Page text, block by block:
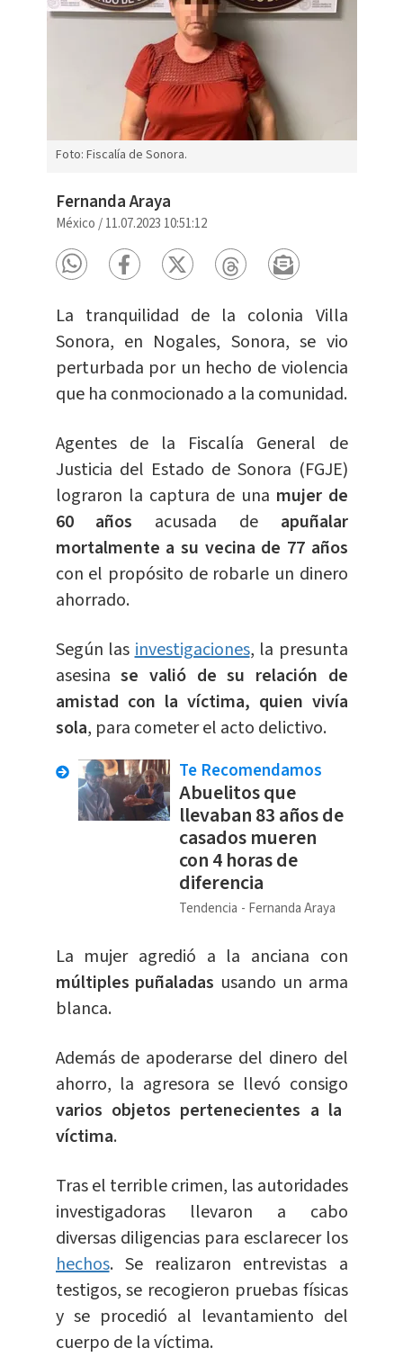
Foto: Fiscalía de Sonora.
Fernanda Araya
México /11.07.2023 10:51:12
La tranquilidad de la colonia Villa
Sonora, en Nogales, Sonora, se vio
perturbada por un hecho de violencia
que ha conmocionado a la comunidad.
Agentes de la Fiscalía General de
Justicia del Estado de Sonora (FGJE)
lograron la captura de una mujer de
60 años acusada de apuñalar
mortalmente a su vecina de 77 años
con el propósito de robarle un dinero
ahorrado.
Según lasinvestigaciones, la presunta
asesinase valió de su relación de
amistad con la víctima, quien vivía
sola, para cometer el acto delictivo.
Te Recomendamos
Abuelitos que
llevaban 83 años de
casados mueren
con 4 horas de
diferencia
Tendencia Fernanda Araya
La mujer agredió a la anciana con
múltiples puñaladas usando un arma
blanca.
Además de apoderarse del dinero del
ahorro, la agresora se llevó consigo
varios objetos pertenecientes a la
víctima.
Tras el terrible crimen, las autoridades
investigadoras llevaron a cabo
diversas diligencias para esclarecer los
hechos. Se realizaron entrevistas a
testigos, se recogieron pruebas físicas
y se procedió al levantamiento del
cuerpo de la víctima.